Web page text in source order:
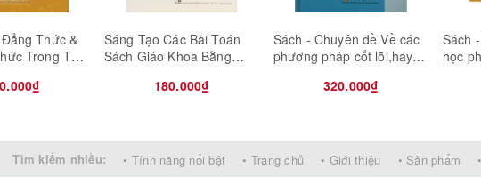
Thức &
Trong Tổ
Sáng Tạo Các Bài Toán
Sách Giáo Khoa Bằng
(Chương Trình Mới)
180.000₫
Sách - Chuyên đề Về các
phương pháp cốt lõi,hay
trị hình học ở trường
320.000₫
Sách
học
Tìm kiếm nhiều: • Tính năng nổi bật • Trang chủ • Giới thiệu • Sản phẩm